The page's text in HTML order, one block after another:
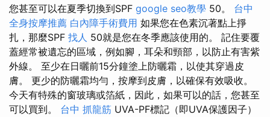
您甚至可以在夏季切換到SPF google seo教學 50。 台中
全身按摩推薦 白內障手術費用 如果您在色素沉著點上掙
扎，那麼SPF 找人 50就是您在冬季應該使用的。 記住要覆
蓋經常被遺忘的區域，例如腳，耳朵和頸部，以防止有害紫
外線。 至少在日曬前15分鐘塗上防曬霜，以使其穿過皮
膚。 更少的防曬霜均勻，按摩到皮膚，以確保有效吸收。
今天有特殊的窗玻璃或箔紙，因此，如果可以的話，您甚至
可以買到。 台中 抓龍筋 UVA-PF標記（即UVA保護因子）